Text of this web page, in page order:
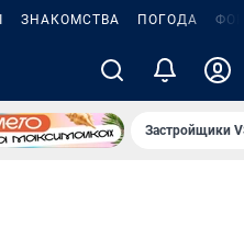
ЗНАКОМСТВА ПОГОДА
Застройщики